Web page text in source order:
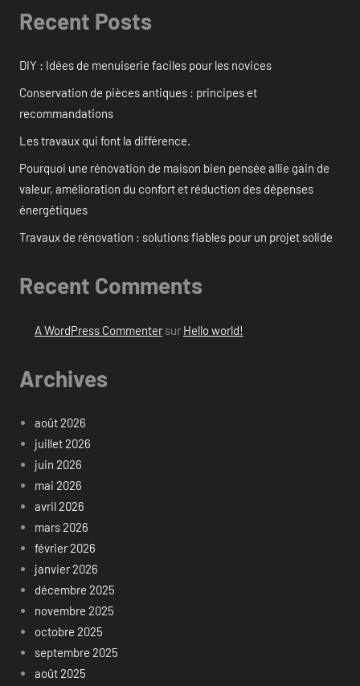
Recent Posts
DIY : Idées de menuiserie faciles pour les novices
Conservation de pièces antiques : principes et
recommandations
Les travaux qui font la différence.
Pourquoi une rénovation de maison bien pensée allie gain de
valeur, amélioration du confort et réduction des dépenses
énergétiques
Travaux de rénovation : solutions fiables pour un projet solide
Recent Comments
A WordPress Commentersur Hello world!
Archives
août 2026
juillet 2026
juin 2026
mai 2026
avril 2026
mars 2026
février 2026
janvier 2026
décembre 2025
novembre 2025
octobre 2025
septembre 2025
août 2025